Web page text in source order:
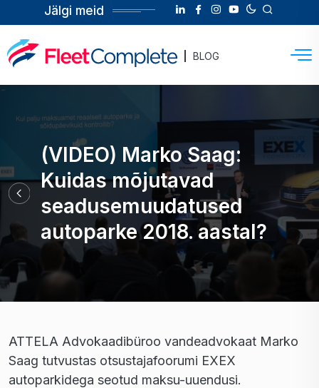
Jälgi meid
BLOG
(VIDEO) Marko Saag:
Kuidas mõjutavad
seadusemuudatused
autoparke 2018. aastal?
ATTELA Advokaadibüroo vandeadvokaat Marko
Saag tutvustas otsustajafoorumi EXEX
autoparkidega seotud maksu-uuendusi.